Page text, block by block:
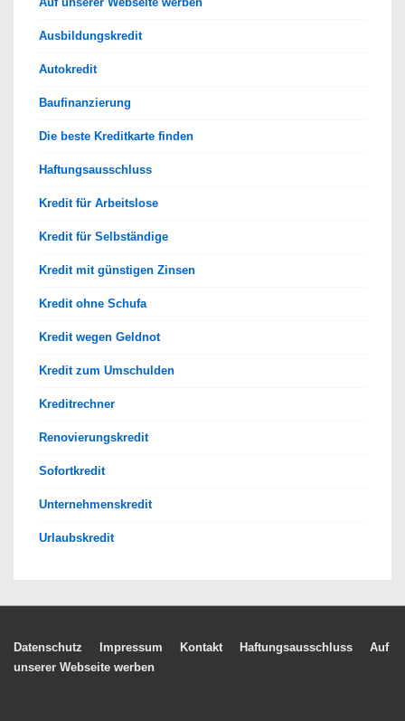
Ausbildungskredit
Autokredit
Baufinanzierung
Die beste Kreditkarte finden
Haftungsausschluss
Kredit für Arbeitslose
Kredit für Selbständige
Kredit mit günstigen Zinsen
Kredit ohne Schufa
Kredit wegen Geldnot
Kredit zum Umschulden
Kreditrechner
Renovierungskredit
Sofortkredit
Unternehmenskredit
Urlaubskredit
Footer-
Datenschutz Impressum Kontakt Haftungsausschluss
Auf
unserer Webseite werben